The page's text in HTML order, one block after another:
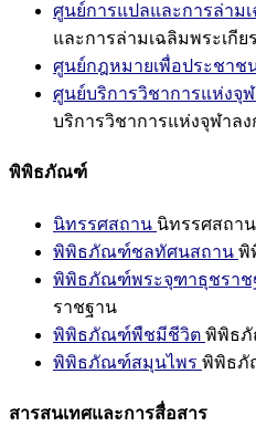
ศูนย์การแปลและการล่าม
และการล่ามเฉลิมพระเกีย
ศูนย์กฎหมายเพื่อประชาช
ศูนย์บริการวิชาการแห่งจุ
บริการวิชาการแห่งจุฬาล
พิพิธภัณฑ์
นิทรรศสถาน นิทรรศสถาน
พิพิธภัณฑ์ชลทัศนสถาน พิ
พิพิธภัณฑ์พระจุฑาธุชราช
ราชฐาน
พิพิธภัณฑ์พืชมีชีวิต พิพิธ
พิพิธภัณฑ์สมุนไพร พิพิธภั
สารสนเทศและการสื่อสาร